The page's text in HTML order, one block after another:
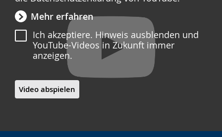
Mehr erfahren
Ich akzeptiere. Hinweis ausblenden und
YouTube-Videos in Zukunft immer
anzeigen.
Video abspielen